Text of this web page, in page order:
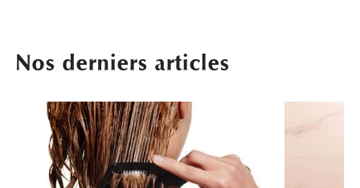
Nos derniers articles